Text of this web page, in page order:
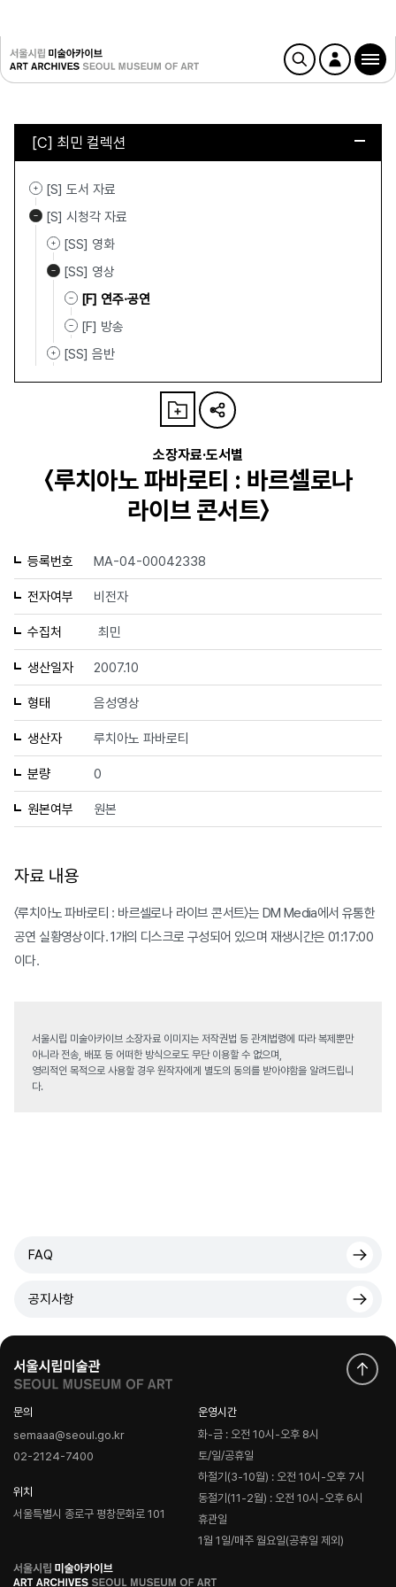
[C] 최민 컬렉션
[S] 도서 자료
[S] 시청각 자료
[SS] 영화
[SS] 영상
[F] 연주·공연
[F] 방송
[SS] 음반
소장자료·도서별
〈루치아노 파바로티 : 바르셀로나
라이브 콘서트〉
등록번호 MA-04-00042338
전자여부 비전자
수집처 최민
생산일자 2007.10
형태 음성영상
생산자 루치아노 파바로티
분량 0
원본여부 원본
자료 내용
〈루치아노 파바로티 : 바르셀로나 라이브 콘서트〉는 DM Media에서 유통한
공연 실황영상이다. 1개의 디스크로 구성되어 있으며 재생시간은 01:17:00
이다.
서울시립 미술아카이브 소장자료 이미지는 저작권법 등 관계법령에 따라 복제뿐만
아니라 전송, 배포 등 어떠한 방식으로도 무단 이용할 수 없으며,
영리적인 목적으로 사용할 경우 원작자에게 별도의 동의를 받아야함을 알려드립니
다.
FAQ
공지사항
문의
semaaa@seoul.go.kr
02-2124-7400
위치
서울특별시 종로구 평창문화로 101
운영시간
화-금 : 오전 10시-오후 8시
토/일/공휴일
하절기(3-10월) : 오전 10시-오후 7시
동절기(11-2월) : 오전 10시-오후 6시
휴관일
1월 1일/매주 월요일(공휴일 제외)
로
고